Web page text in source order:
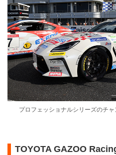
プロフェッショナルシリーズのチ
TOYOTA GAZOO